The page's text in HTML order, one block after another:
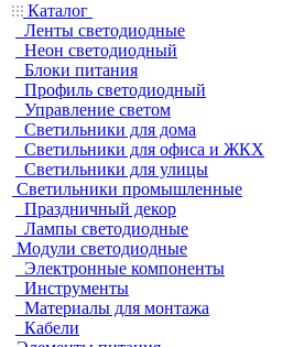
Каталог
Ленты светодиодные
Неон светодиодный
Блоки питания
Профиль светодиодный
Управление светом
Светильники для дома
Светильники для офиса и ЖКХ
Светильники для улицы
Светильники промышленные
Праздничный декор
Лампы светодиодные
Модули светодиодные
Электронные компоненты
Инструменты
Материалы для монтажа
Кабели